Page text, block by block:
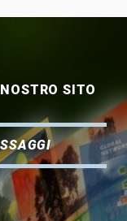
SITO